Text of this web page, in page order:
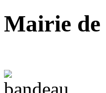
Mairie de